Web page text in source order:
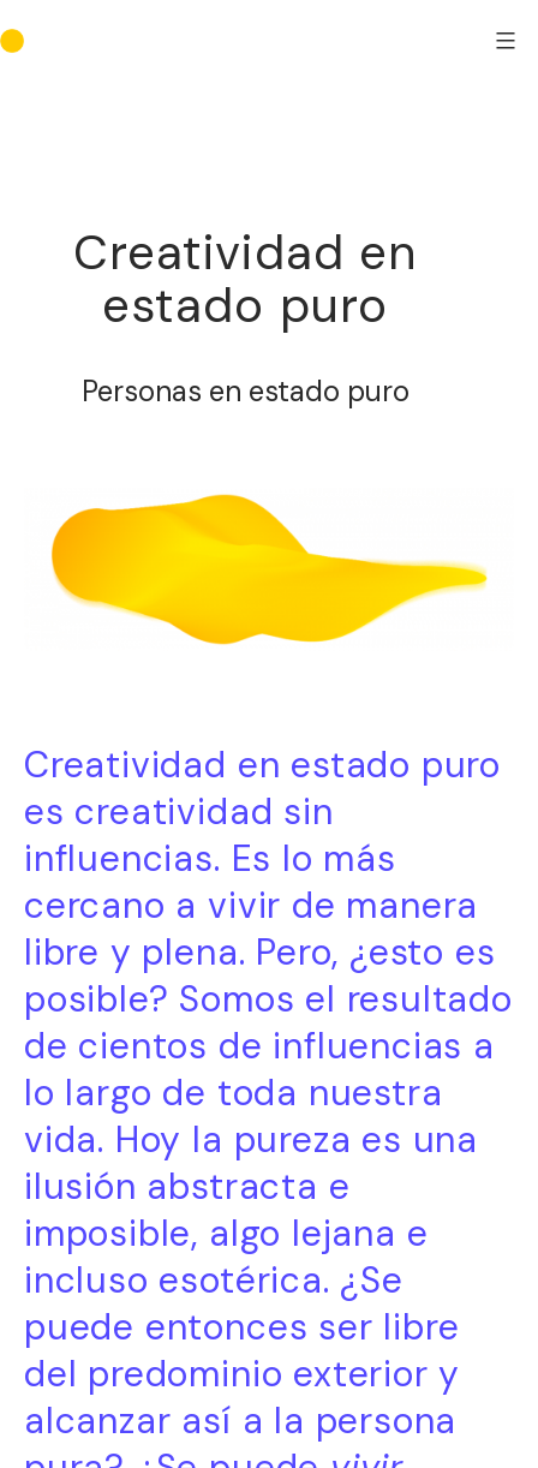
al
Creatividad en
estado puro
Personas en estado puro
Creatividad en estado puro
es creatividad sin
influencias. Es lo más
cercano a vivir de manera
libre y plena. Pero, ¿esto es
posible? Somos el resultado
de cientos de influencias a
lo largo de toda nuestra
vida. Hoy la pureza es una
ilusión abstracta e
imposible, algo lejana e
incluso esotérica. ¿Se
puede entonces ser libre
del predominio exterior y
alcanzar así a la persona